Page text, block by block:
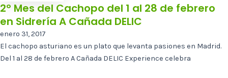
2º Mes del Cachopo del 1 al 28 de febrero
en Sidrería A Cañada DELIC
enero 31, 2017
El cachopo asturiano es un plato que levanta pasiones en Madrid.
Del 1 al 28 de febrero A Cañada DELIC Experience celebra